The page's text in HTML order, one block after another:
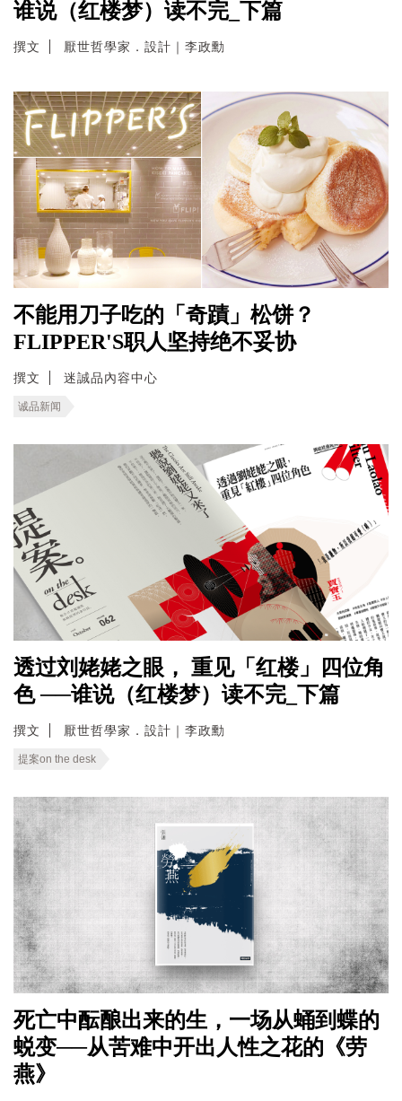
谁说（红楼梦）读不完_下篇
撰文 厭世哲學家．設計｜李政勳
不能用刀子吃的「奇蹟」松饼？
FLIPPER'S职人坚持绝不妥协
撰文 迷誠品內容中心
诚品新闻
透过刘姥姥之眼， 重见「红楼」四位角
色 ──谁说（红楼梦）读不完_下篇
撰文 厭世哲學家．設計｜李政勳
提案on the desk
死亡中酝酿出来的生，一场从蛹到蝶的
蜕变──从苦难中开出人性之花的《劳
燕》